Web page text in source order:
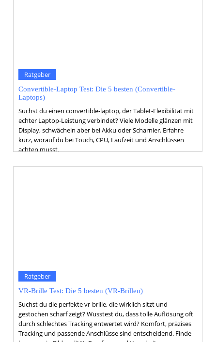
Ratgeber
Convertible-Laptop Test: Die 5 besten (Convertible-
Laptops)
Suchst du einen convertible-laptop, der Tablet-Flexibilität mit
echter Laptop-Leistung verbindet? Viele Modelle glänzen mit
Display, schwächeln aber bei Akku oder Scharnier. Erfahre
kurz, worauf du bei Touch, CPU, Laufzeit und Anschlüssen
achten musst.
Ratgeber
VR-Brille Test: Die 5 besten (VR-Brillen)
Suchst du die perfekte vr-brille, die wirklich sitzt und
gestochen scharf zeigt? Wusstest du, dass tolle Auflösung oft
durch schlechtes Tracking entwertet wird? Komfort, präzises
Tracking und passende Anschlüsse sind entscheidend. Finde